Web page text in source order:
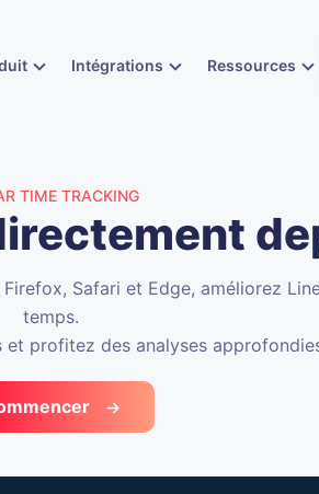
Intégrations Ressources
TIME TRACKING
Safari et Edge, améliorez
temps.
profitez des analyses